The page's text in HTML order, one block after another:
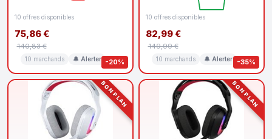
-20%
10 offres disponibles
75,86 €
140,83 €
10 marchands 🔔 Alerter -35%
10 offres disponibles
82,99 €
149,99 €
10 marchands 🔔 Alerter
BON PLAN BON PLAN